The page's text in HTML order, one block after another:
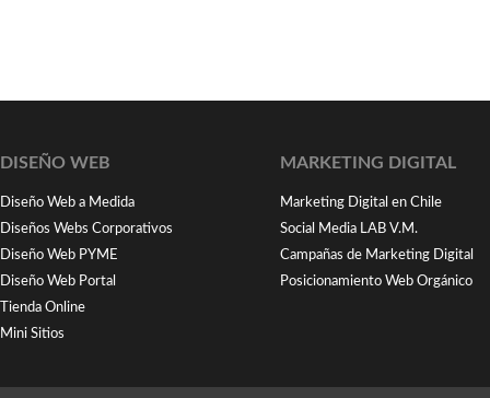
DISEÑO WEB
Diseño Web a Medida
Diseños Webs Corporativos
Diseño Web PYME
Diseño Web Portal
Tienda Online
Mini Sitios
MARKETING DIGITAL
Marketing Digital en Chile
Social Media LAB V.M.
Campañas de Marketing Digital
Posicionamiento Web Orgánico